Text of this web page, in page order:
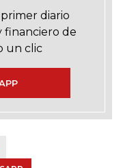
diario
financiero de
un clic